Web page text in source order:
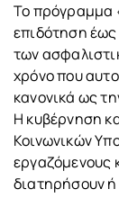
Το πρόγραμμα
επιδότηση έως
των
χρόνο που
κανονικά ως
Η κυβέρνηση
Κοινωνικών
εργαζόμενους
διατηρήσουν ή